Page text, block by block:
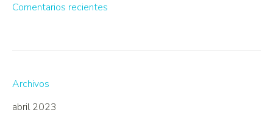
Comentarios recientes
Archivos
abril 2023